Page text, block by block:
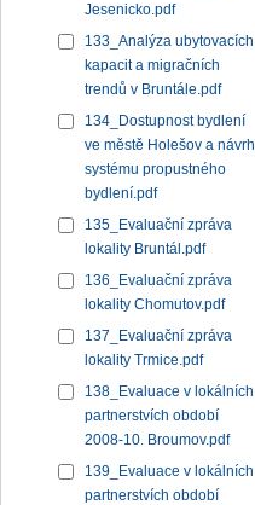
Jesenicko.pdf
133_Analýza ubytovacích
kapacit a migračních
trendů v Bruntále.pdf
134_Dostupnost bydlení
ve městě Holešov a návrh
systému propustného
bydlení.pdf
135_Evaluační zpráva
lokality Bruntál.pdf
136_Evaluační zpráva
lokality Chomutov.pdf
137_Evaluační zpráva
lokality Trmice.pdf
138_Evaluace v lokálních
partnerstvích období
2008-10. Broumov.pdf
139_Evaluace v lokálních
partnerstvích období